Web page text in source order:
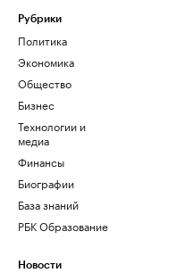
Рубрики
Политика
Экономика
Общество
Бизнес
Технологии и
медиа
Финансы
Биографии
База знаний
РБК Образование
Новости